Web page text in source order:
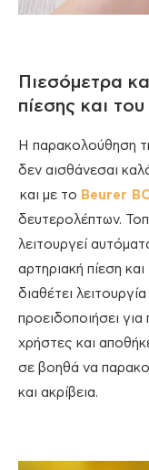
Πιεσόμετρα
πίεσης και
Η παρακολούθηση
δεν αισθάνεσαι
και με το Beurer
δευτερολέπτων.
λειτουργεί
αρτηριακή πίεση
διαθέτει
προειδοποιήσει
χρήστες και
σε βοηθά να
και ακρίβεια.